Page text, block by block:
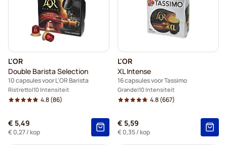
L'OR
Double Barista Selection
10 capsules voor L'OR Barista
Ristretto 10 Intensiteit
4.8(86)
€ 5,49
€ 0,27/ kop
L'OR
XL Intense
16 capsules voor Tassimo
Grande 10 Intensiteit
4.8(667)
€ 5,59
€ 0,35/ kop